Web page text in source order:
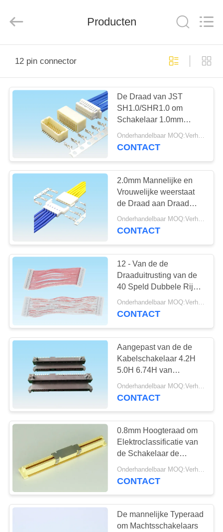
PRODUCTEN
ONGEVEER
FABRIEKSREIS
KWALITEITSCONTROLE
CONTACTEER
ONS
VERZOEK
OM
EEN
CITAAT
NEWS
SITEMAP
PRIVACY
Rights
Reserved.
Producten
12 pin connector
De Draad van JST
SH1.0/SHR1.0 om
Schakelaar 1.0mm
Hoogte 2 - 16 Speld in te
schepen ISO9001
Onderhandelbaar MOQ:Verhandelbaar
CONTACT
2.0mm Mannelijke en
Vrouwelijke weerstaat
de Draad aan Draad
Schakelaar 250V
AC/Min Voltage
Onderhandelbaar MOQ:Verhandelbaar
CONTACT
12 - Van de de
Draaduitrusting van de
40 Speld Dubbele Rij
Eind de
Kabelschakelaar voor
Onderhandelbaar MOQ:Verhandelbaar
CONTACT
Aangepast van de de
Kabelschakelaar 4.2H
5.0H 6.74H van
Kleurensata Vrouwelijk
Soldeerseltype
CONTACT
0.8mm Hoogteraad om
Elektroclassificatie van
de Schakelaar de
Vrouwelijke Kopbal in te
schepen H3.7mm
Onderhandelbaar MOQ:Verhandelbaar
CONTACT
De mannelijke Typeraad
om Machtsschakelaars